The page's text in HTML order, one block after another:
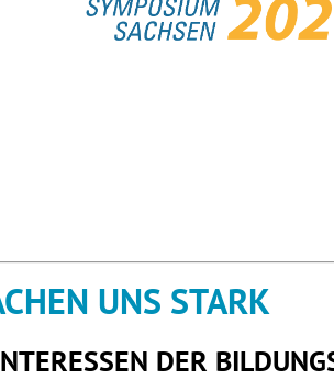
UNS STARK
DER